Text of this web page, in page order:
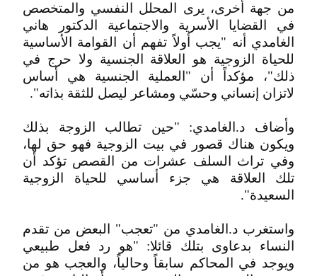
من جهة أخرى، يرى المحلل النفسي والمتخصص
في القضايا الأسرية والاجتماعية الدكتور هاني
الغامدي أنه "يجب أولاً تفهم أن القوامة الأساسية
للحياة الزوجية هو العلاقة الجنسية ولا حرج في
ذلك"، مؤكداً أن "العملية الجنسية هي أساس
لاتزان إنساني وحسّي ومشاعر ليصل للثقة بذاته".
وأضاف د.الغامدي: "حين تطالب الزوجة بذلك
ويكون هناك قصور في بيت الزوجية فهو حق لها،
وفي تراث السلف عشرات من القصص تؤكد أن
تلك العلاقة هي جزء أساسي للحياة الزوجية
السعيدة".
واستغرب د.الغامدي من "تعجب" البعض من تقدم
النساء بدعاوى بتلك قائلا: "هو رد فعل طبيعي
ويوجد في المحاكم سابقاً وحالياً، والعجب هو من